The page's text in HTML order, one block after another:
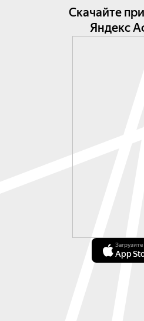
Скачайте
Яндекс
Загрузите
App